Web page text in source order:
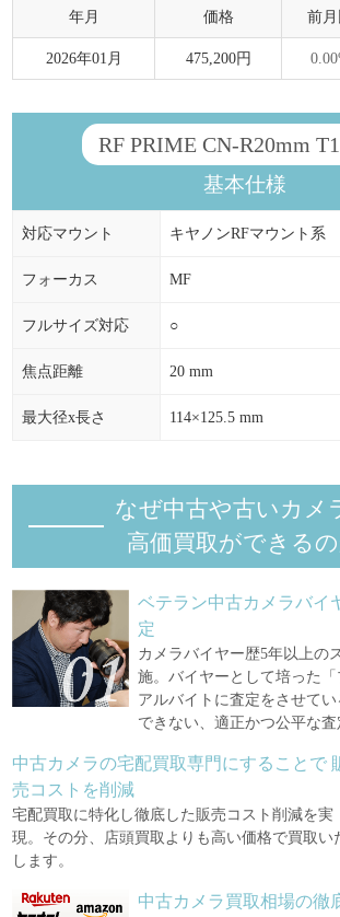
年月 価格 前月
2026年01月 475,200円
RF PRIME CN-R20mm
基本仕様
対応マウント キヤノンRFマウント系
フォーカス MF
フルサイズ対応 ○
焦点距離 20 mm
最大径x長さ 114×125.5 mm
なぜ中古や古いカメ
高価買取ができる
ベテラン中古カメラバイ
定
カメラバイヤー歴5年以上の
施。バイヤーとして培った「
アルバイトに査定をさせて
できない、適正かつ公平な査
中古カメラの宅配買取専門にすることで
売コストを削減
宅配買取に特化し徹底した販売コスト削減を実
現。その分、店頭買取よりも高い価格で買取い
します。
中古カメラ買取相場の徹